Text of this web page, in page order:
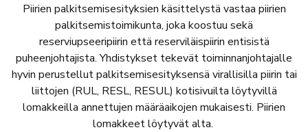
Piirien palkitsemisesityksien käsittelystä vastaa piirien
palkitsemistoimikunta, joka koostuu sekä
reserviupseeripiirin että reserviläispiirin entisistä
puheenjohtajista. Yhdistykset tekevät toiminnanjohtajalle
hyvin perustellut palkitsemisesityksensä virallisilla piirin tai
liittojen (RUL, RESL, RESUL) kotisivuilta löytyvillä
lomakkeilla annettujen määräaikojen mukaisesti. Piirien
lomakkeet löytyvät alta.